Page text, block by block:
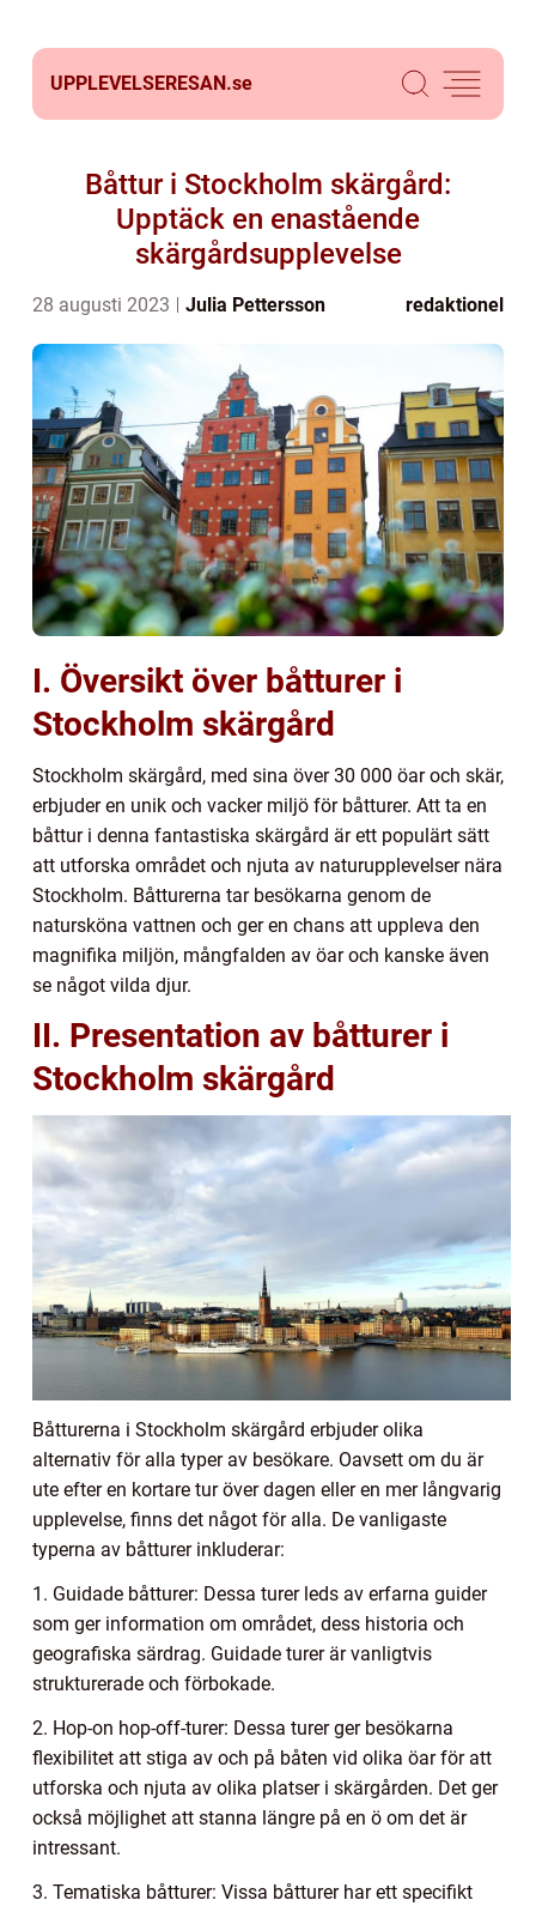
UPPLEVELSERESAN.se
Båttur i Stockholm skärgård:
Upptäck en enastående
skärgårdsupplevelse
28 augusti 2023 Julia Pettersson redaktionel
I. Översikt över båtturer i
Stockholm skärgård
Stockholm skärgård, med sina över 30 000 öar och skär,
erbjuder en unik och vacker miljö för båtturer. Att ta en
båttur i denna fantastiska skärgård är ett populärt sätt
att utforska området och njuta av naturupplevelser nära
Stockholm. Båtturerna tar besökarna genom de
natursköna vattnen och ger en chans att uppleva den
magnifika miljön, mångfalden av öar och kanske även
se något vilda djur.
II. Presentation av båtturer i
Stockholm skärgård
Båtturerna i Stockholm skärgård erbjuder olika
alternativ för alla typer av besökare. Oavsett om du är
ute efter en kortare tur över dagen eller en mer långvarig
upplevelse, finns det något för alla. De vanligaste
typerna av båtturer inkluderar:
1. Guidade båtturer: Dessa turer leds av erfarna guider
som ger information om området, dess historia och
geografiska särdrag. Guidade turer är vanligtvis
strukturerade och förbokade.
2. Hop-on hop-off-turer: Dessa turer ger besökarna
flexibilitet att stiga av och på båten vid olika öar för att
utforska och njuta av olika platser i skärgården. Det ger
också möjlighet att stanna längre på en ö om det är
intressant.
3. Tematiska båtturer: Vissa båtturer har ett specifikt